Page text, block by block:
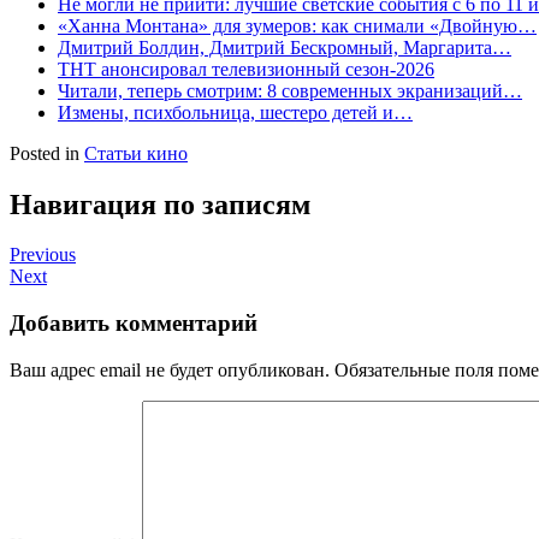
«Ханна Монтана» для зумеров: как снимали «Двойную…
Дмитрий Болдин, Дмитрий Бескромный, Маргарита…
ТНТ анонсировал телевизионный сезон-2026
Читали, теперь смотрим: 8 современных экранизаций…
Измены, психбольница, шестеро детей и…
Posted in Статьи кино
Навигация по записям
Previous
Next
Добавить комментарий
Ваш адрес email не будет опубликован. Обязательные поля